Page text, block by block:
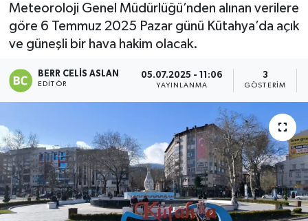
Meteoroloji Genel Müdürlüğü’nden alınan verilere
göre 6 Temmuz 2025 Pazar günü Kütahya’da açık
ve güneşli bir hava hakim olacak.
BERR CELIS ASLAN
EDITÖR
05.07.2025 - 11:06
YAYINLANMA
3
GÖSTERIM
Domaniç
Ekonomi
Emet